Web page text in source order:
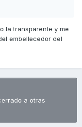
la transparente y me
embellecedor del
a otras